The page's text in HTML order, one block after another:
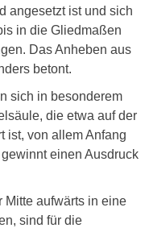
angesetzt ist und sich
in die Gliedmaßen
Das Anheben aus
betont.
sich in besonderem
die etwa auf der
ist, von allem Anfang
einen Ausdruck
Mitte aufwärts in eine
sind für die